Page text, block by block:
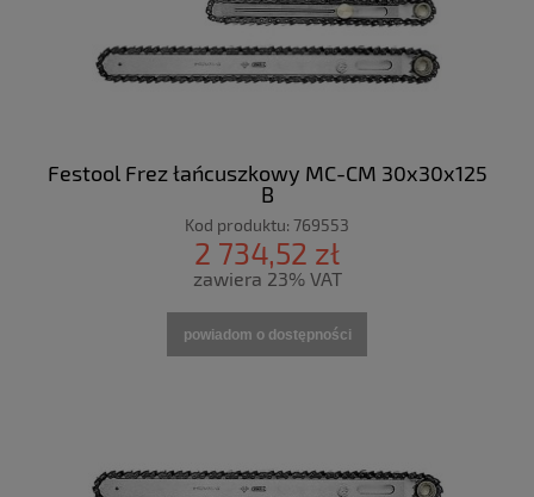
Festool Frez łańcuszkowy MC-CM 30x30x125
B
Kod produktu: 769553
2 734,52 zł
zawiera 23% VAT
powiadom o dostępności